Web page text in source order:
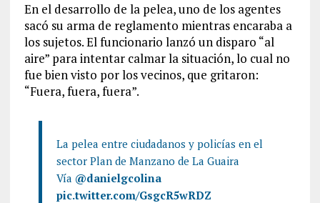
En el desarrollo de la pelea, uno de los agentes
sacó su arma de reglamento mientras encaraba a
los sujetos. El funcionario lanzó un disparo “al
aire” para intentar calmar la situación, lo cual no
fue bien visto por los vecinos, que gritaron:
“Fuera, fuera, fuera”.
La pelea entre ciudadanos y policías en el
sector Plan de Manzano de La Guaira
Vía @danielgcolina
pic.twitter.com/GsgcR5wRDZ